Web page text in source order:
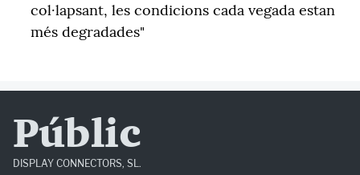
col·lapsant, les condicions cada vegada estan
més degradades"
Públic
DISPLAY CONNECTORS, SL.